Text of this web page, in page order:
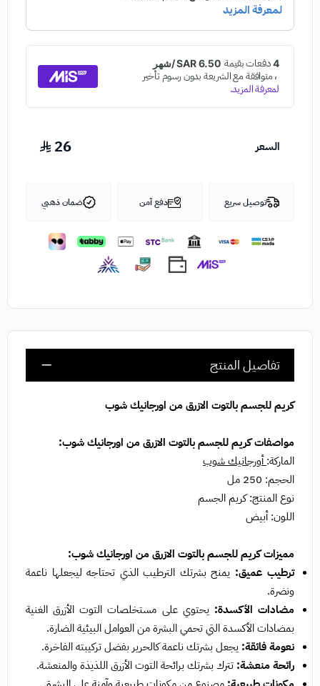
السعر 26
توصيل سريع دفع آمن ضمان ذهبي
تفاصيل المنتج
كريم للجسم بالتوت الازرق من اورجانيك شوب
مواصفات كريم للجسم بالتوت الازرق من اورجانيك شوب:
الماركة:أورجانيك شوب
الحجم: 250 مل
نوع المنتج: كريم الجسم
اللون: أبيض
مميزات كريم للجسم بالتوت الازرق من اورجانيك شوب:
ترطيب عميق: يمنح بشرتك الترطيب الذي تحتاجه ليجعلها ناعمة
ونضرة.
مضادات الأكسدة: يحتوي على مستخلصات التوت الأزرق الغنية
بمضادات الأكسدة التي تحمي البشرة من العوامل البيئية الضارة.
نعومة فائقة: يجعل بشرتك ناعمة كالحرير بفضل تركيبته الفاخرة.
رائحة منعشة: تترك بشرتك برائحة التوت الأزرق اللذيذة والمنعشة.